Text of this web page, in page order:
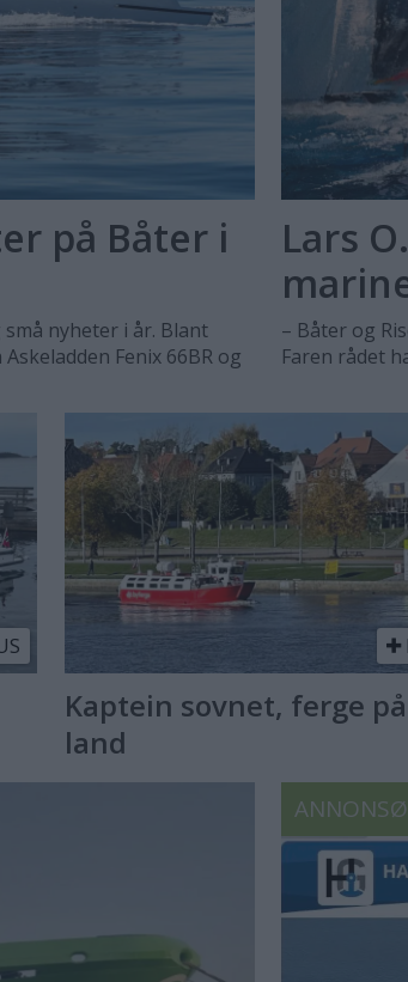
på Båter i
nyheter i år. Blant
Fenix 66BR og
Lars
– Båter og
Faren rådet
Kaptein sovnet, ferge på
land